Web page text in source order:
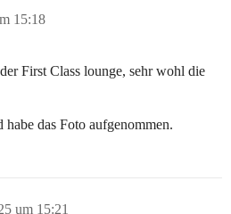
15:18
First Class lounge, sehr wohl die
das Foto aufgenommen.
um 15:21